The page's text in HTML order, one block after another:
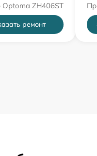
Optoma ZH406ST
ремонт